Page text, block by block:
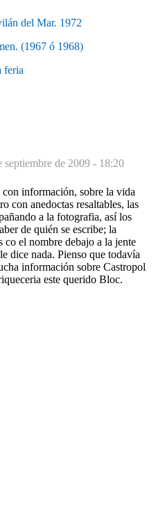
del Mar. 1972
(1967 ó 1968)
feria
septiembre de 2009 - 18:20
información, sobre la vida
con anedoctas resaltables, las
a la fotografia, así los
de quién se escribe; la
co el nombre debajo a la jente
dice nada. Pienso que todavía
información sobre Castropol
este querido Bloc.